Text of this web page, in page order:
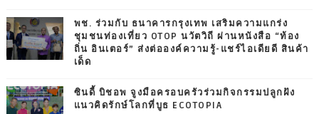
พช. ร่วมกับ ธนาคารกรุงเทพ เสริมความแกร่ง
ชุมชนท่องเที่ยว OTOP นวัตวิถี ผ่านหนังสือ “ท้อง
ถิ่น อินเตอร์” ส่งต่อองค์ความรู้-แชร์ไอเดียดี สินค้า
เด็ด
ซินดี้ บิชอพ จูงมือครอบครัวร่วมกิจกรรมปลูกฝัง
แนวคิดรักษ์โลกที่บูธ ECOTOPIA